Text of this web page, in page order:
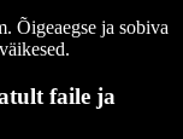
Õigeaegse ja sobiva
faile ja